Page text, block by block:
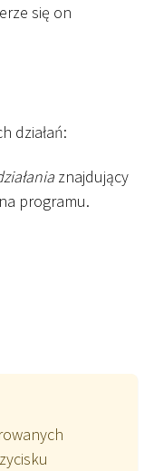
się on
działań:
znajdujący
programu.